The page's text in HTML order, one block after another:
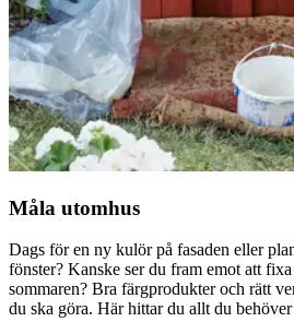
Måla utomhus
Dags för en ny kulör på fasaden eller
fönster? Kanske ser du fram emot att
sommaren? Bra färgprodukter och rätt
du ska göra. Här hittar du allt du